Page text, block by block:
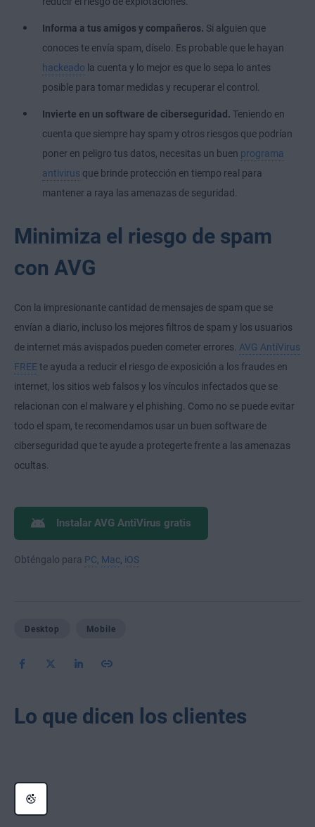
Informa a tus amigos y compañeros. Si alguien que
conoces te envía spam, díselo. Es probable que le hayan
hackeado la cuenta y lo mejor es que lo sepa lo antes
posible para tomar medidas y recuperar el control.
Invierte en un software de ciberseguridad. Teniendo en
cuenta que siempre hay spam y otros riesgos que podrían
poner en peligro tus datos, necesitas un buen programa
antivirus que brinde protección en tiempo real para
mantener a raya las amenazas de seguridad.
Minimiza el riesgo de spam
con AVG
Con la impresionante cantidad de mensajes de spam que se
envían a diario, incluso los mejores filtros de spam y los usuarios
de internet más avispados pueden cometer errores. AVG AntiVirus
FREE te ayuda a reducir el riesgo de exposición a los fraudes en
internet, los sitios web falsos y los vínculos infectados que se
relacionan con el malware y el phishing. Como no se puede evitar
todo el spam, te recomendamos usar un buen software de
ciberseguridad que te ayude a protegerte frente a las amenazas
ocultas.
Instalar AVG AntiVirus gratis
Obténgalo para PC, Mac, iOS
Desktop Mobile
Lo que dicen los clientes